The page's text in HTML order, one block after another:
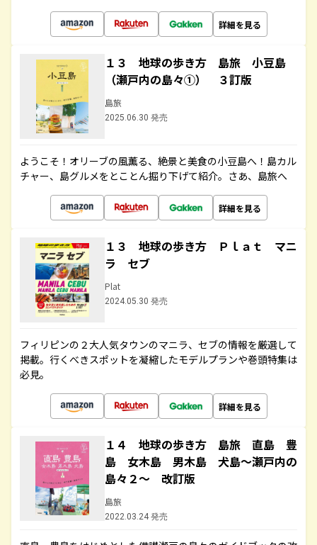
詳細を見る
１３ 地球の歩き方 島旅 小豆島
（瀬戸内の島々①） ３訂版
島旅
2025.06.30 発売
ようこそ！オリーブの風薫る、絶景と美食の小豆島へ！島カル
チャー、島グルメをとことん掘り下げて紹介。さあ、島旅へ
詳細を見る
１３ 地球の歩き方 Ｐｌａｔ マニ
ラ セブ
Plat
2024.05.30 発売
フィリピンの２大人気タウンのマニラ、セブの情報を厳選して
掲載。行くべきスポットを凝縮したモデルプランや巻頭特集は
必見。
詳細を見る
１４ 地球の歩き方 島旅 直島 豊
島 女木島 男木島 犬島～瀬戸内の
島々２～ 改訂版
島旅
2022.03.24 発売